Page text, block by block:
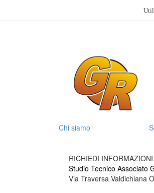
Chi siamo
RICHIEDI INFORMAZIONI
Studio Tecnico Associato
Via Traversa Valdichiana